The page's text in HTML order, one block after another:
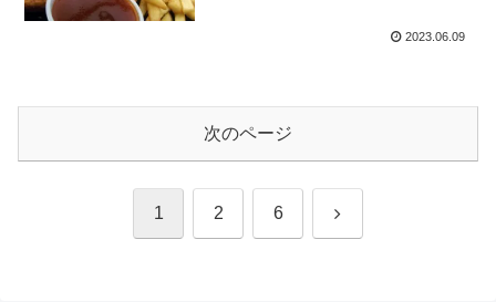
2023.06.09
次のページ
1 2 6 次